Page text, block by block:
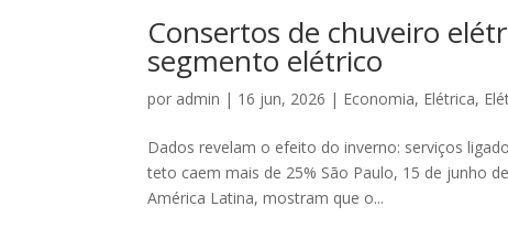
Consertos de chuveiro
segmento elétrico
por admin | 16 jun, 2026 | Economia, Elétrica,
Dados revelam o efeito do inverno: serviços
teto caem mais de 25% São Paulo, 15 de junho
América Latina, mostram que o...